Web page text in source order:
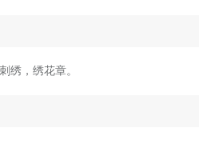
绣，绣花章。